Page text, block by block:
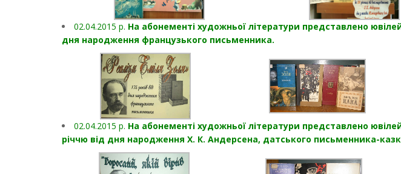
02.04.2015 р. На абонементі художньої літератури представлено
дня народження французького письменника.
02.04.2015 р. На абонементі художньої літератури представлено
річчю від дня народження Х. К. Андерсена, датського письменника-